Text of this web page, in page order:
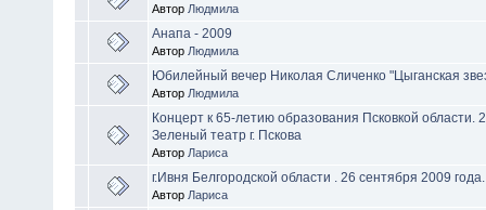
Автор Людмила
Анапа - 2009
Автор Людмила
Юбилейный вечер Николая Сличенко "Цыганская
Автор Людмила
Концерт к 65-летию образования Псковкой области.
Зеленый театр г. Пскова
Автор Лариса
г.Ивня Белгородской области . 26 сентября 2009 года.
Автор Лариса